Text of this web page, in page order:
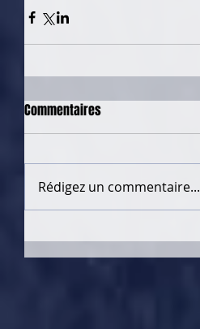
Commentaires
Rédigez un commentaire...